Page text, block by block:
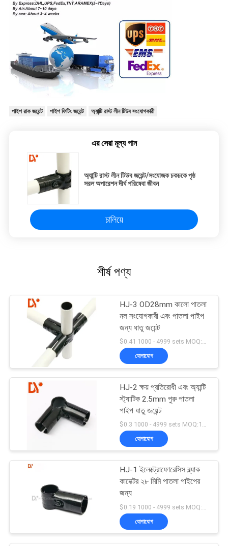
পাইপ রাক জয়েন্ট পাইপ ফিটিং জয়েন্ট অ্যান্টি রাস্ট লীন টিউব সংযোগকারী
এর সেরা মূল্য পান
অ্যান্টি রাস্ট লীন টিউব জয়েন্ট/সংযোজক চকচকে পৃষ্ঠ
সরল অপারেশন দীর্ঘ পরিষেবা জীবন
চালিয়ে
শীর্ষ পণ্য
HJ-3 OD28mm কালো পাতলা
নল সংযোগকারী এবং পাতলা পাইপ
জন্য ধাতু জয়েন্ট
$0.41 1000 - 4999 sets MOQ:1000
যোগাযোগ
HJ-2 ক্ষয় প্রতিরোধী এবং অ্যান্টি
স্ট্যাটিক 2.5mm পুরু পাতলা
পাইপ ধাতু জয়েন্ট
$0.3 1000 - 4999 sets MOQ:1000
যোগাযোগ
HJ-1 ইলেক্ট্রোফোরেসিস ব্ল্যাক
কানেক্টর ২৮ মিমি পাতলা পাইপের
জন্য
$0.19 1000 - 4999 sets MOQ:1000
যোগাযোগ